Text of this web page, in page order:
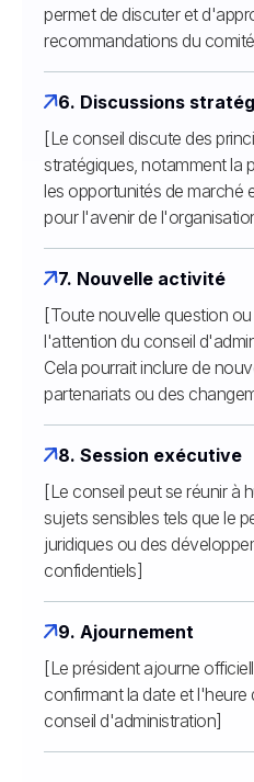
permet de discuter et
recommandations du
6. Discussions
[Le conseil discute des
stratégiques, notamment la
les opportunités de marché
pour l'avenir de
7. Nouvelle activité
[Toute nouvelle question
l'attention du conseil
Cela pourrait inclure de
partenariats ou des
8. Session exécutive
[Le conseil peut se réunir à
sujets sensibles tels que le
juridiques ou des
confidentiels]
9. Ajournement
[Le président ajourne
confirmant la date et
conseil d'administration]